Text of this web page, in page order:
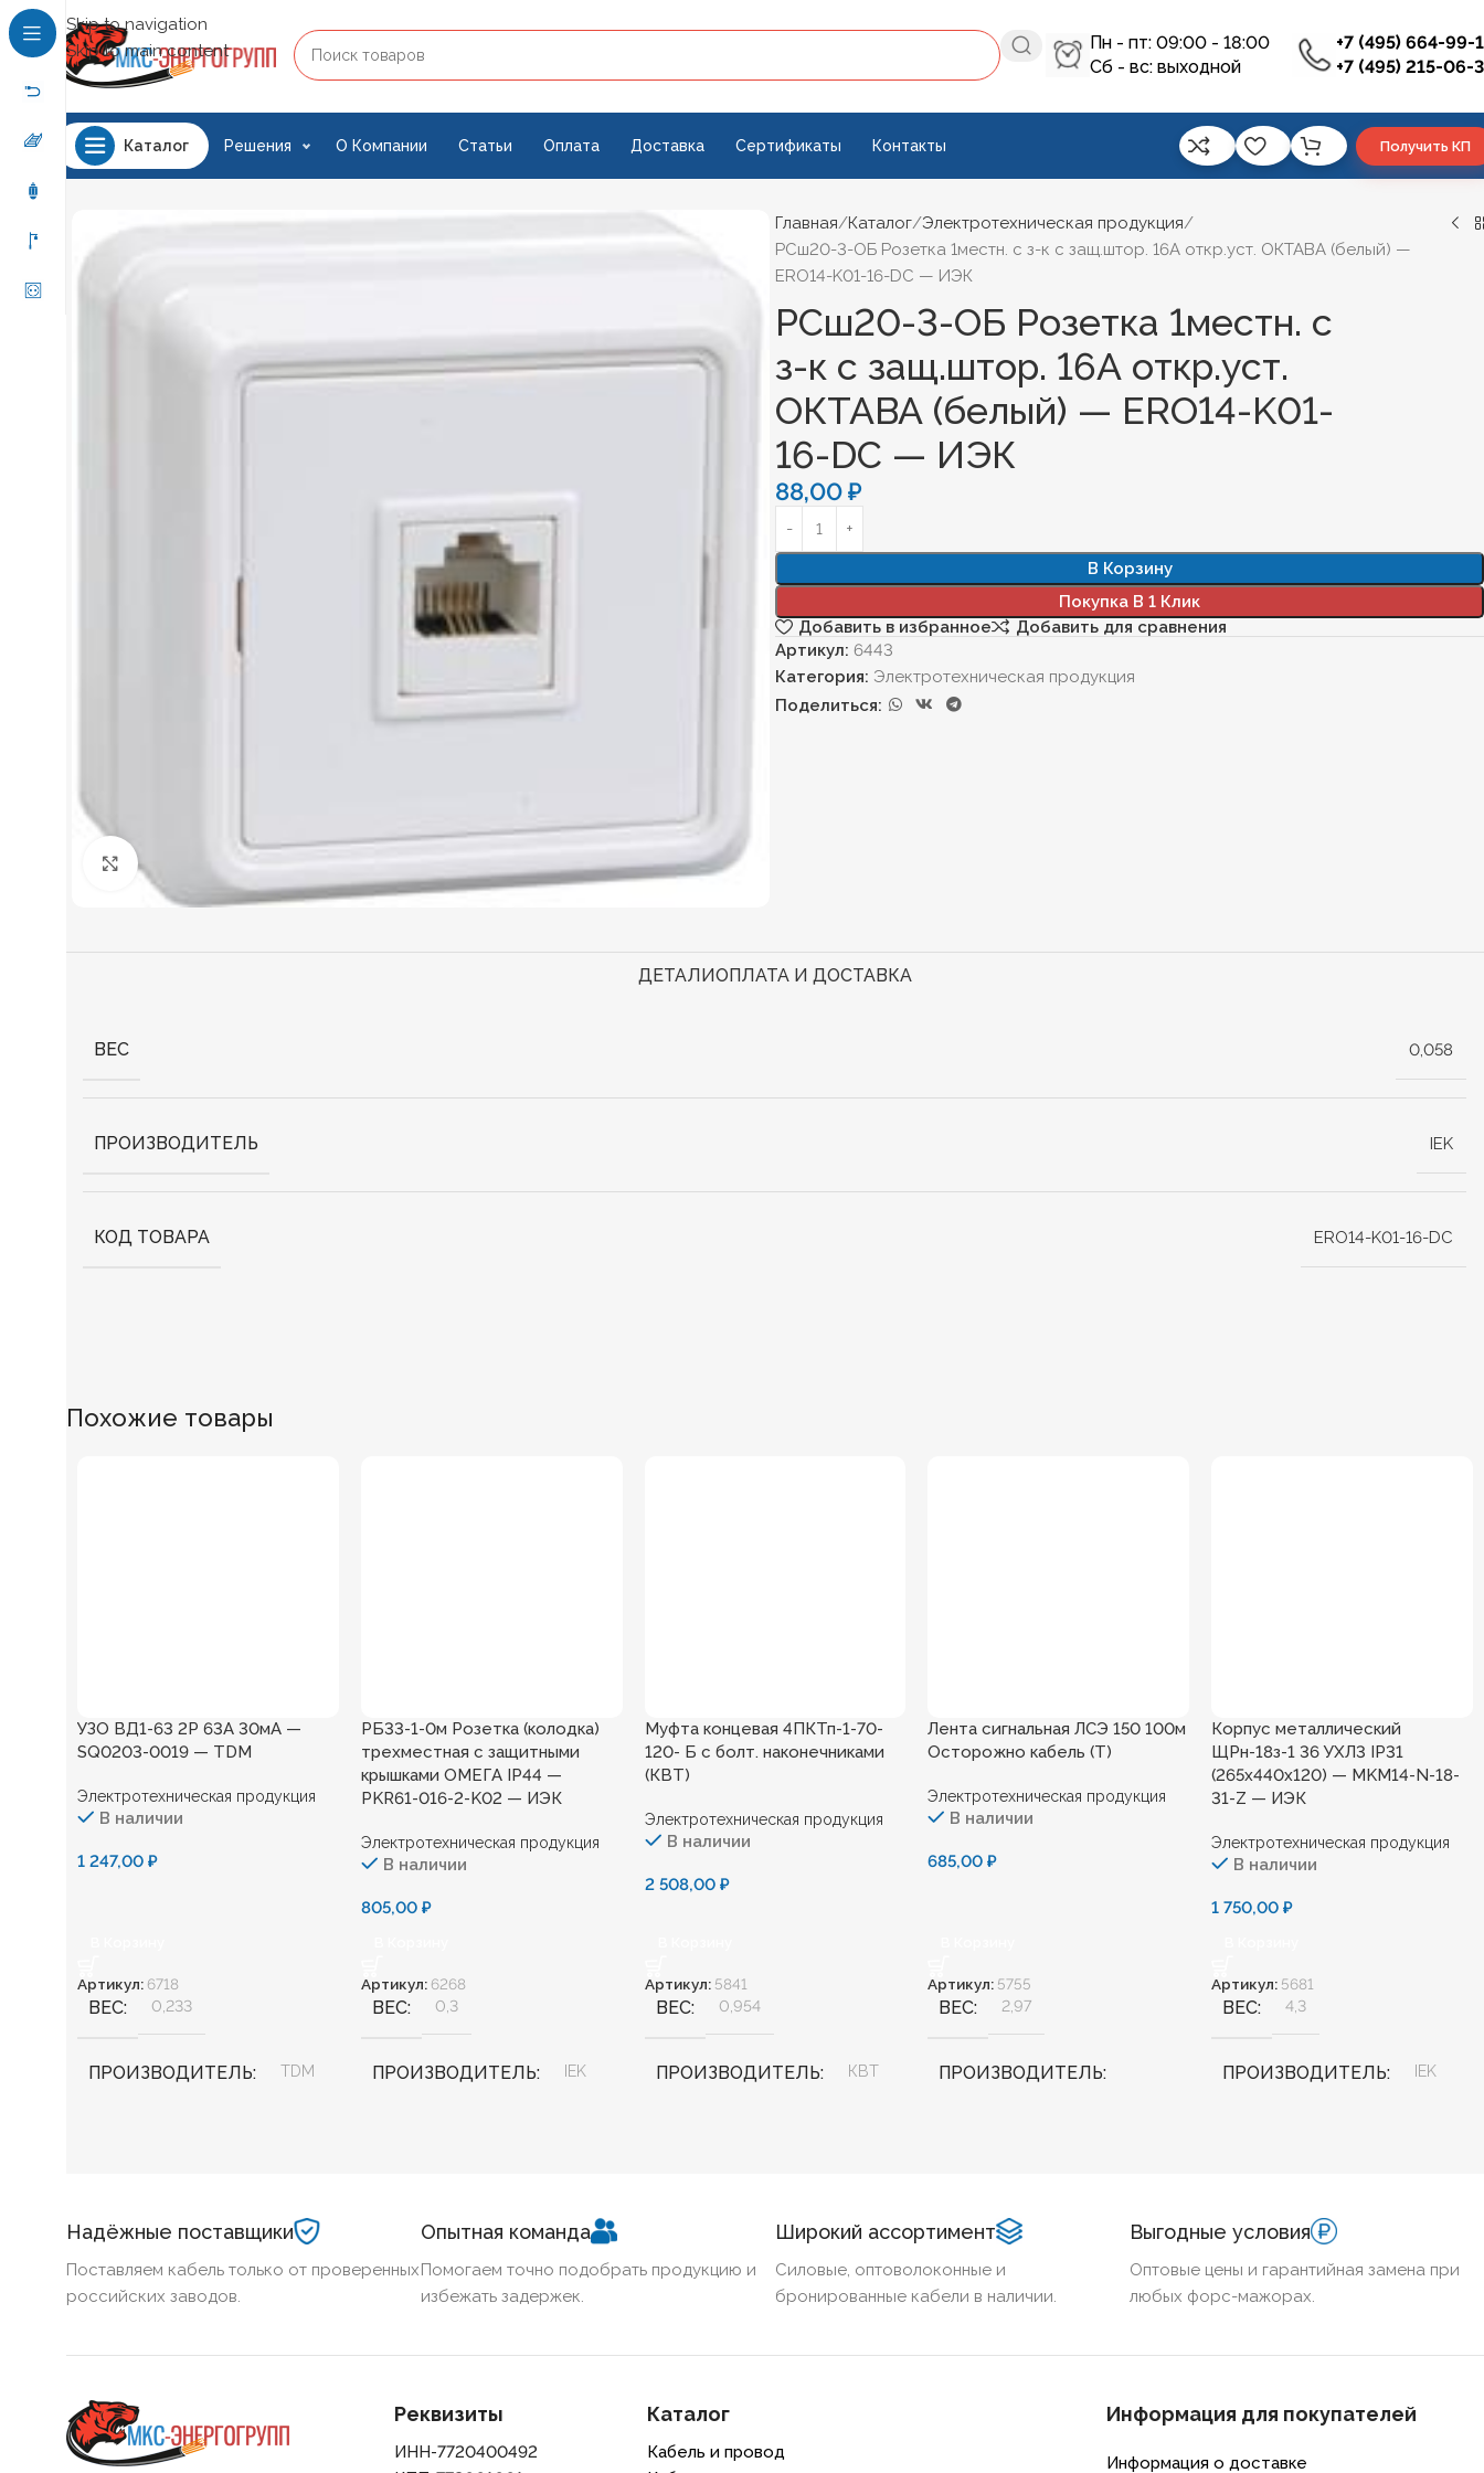
Skip to navigation
Skip to main content
Пн - пт: 09:00 - 18:00
Сб - вс: выходной
+7 (495) 664-99-
+7 (495) 215-06-
Каталог Решения О Компании Статьи Оплата Доставка Сертификаты Контакты Получить КП
Нажмите, чтобы увеличить
Главная Каталог Электротехническая продукция
РСш20-3-ОБ Розетка 1местн. c з-к с защ.штор. 16А откр.уст. ОКТАВА (белый) —
ERO14-K01-16-DC — ИЭК
РСш20-3-ОБ Розетка 1местн. c
з-к с защ.штор. 16А откр.уст.
ОКТАВА (белый) — ERO14-K01-
16-DC — ИЭК
88,00₽
В Корзину
Покупка В 1 Клик
Добавить в избранное
Добавить для сравнения
Артикул: 6443
Категория: Электротехническая продукция
Поделиться:
ДЕТАЛИОПЛАТА И ДОСТАВКА
ВЕС 0,058
ПРОИЗВОДИТЕЛЬ IEK
КОД ТОВАРА ERO14-K01-16-DC
Похожие товары
УЗО ВД1-63 2Р 63А 30мА —
SQ0203-0019 — TDM
Электротехническая продукция
В наличии
1 247,00 ₽
Артикул: 6718
ВЕС 0,233
ПРОИЗВОДИТЕЛЬ TDM
РБ33-1-0м Розетка (колодка)
трехместная с защитными
крышками ОМЕГА IP44 —
PKR61-016-2-K02 — ИЭК
Электротехническая продукция
В наличии
805,00 ₽
Артикул: 6268
ВЕС 0,3
ПРОИЗВОДИТЕЛЬ IEK
Муфта концевая 4ПКТп-1-70-
120- Б с болт. наконечниками
(КВТ)
Электротехническая продукция
В наличии
2 508,00 ₽
Артикул: 5841
ВЕС 0,954
ПРОИЗВОДИТЕЛЬ КВТ
КОД ТОВАРА
Лента сигнальная ЛСЭ 150 100м
Осторожно кабель (Т)
Электротехническая продукция
В наличии
685,00₽
Артикул: 5755
ВЕС 2,97
ПРОИЗВОДИТЕЛЬ
Корпус металлический
ЩРн-18з-1 36 УХЛ3 IP31
(265x440x120) — MKM14-N-18-
31-Z — ИЭК
Электротехническая продукция
В наличии
1 750,00₽
Артикул: 5681
ВЕС 4,3
ПРОИЗВОДИТЕЛЬ IEK
Надёжные поставщики
Поставляем кабель только от проверенных
российских заводов.
Опытная команда
Помогаем точно подобрать продукцию и
избежать задержек.
Широкий ассортимент
Силовые, оптоволоконные и
бронированные кабели в наличии.
Выгодные условия
Оптовые цены и гарантийная замена при
любых форс-мажорах.
Реквизиты
ИНН-7720400492
Каталог
Кабель и провод
Информация для покупателей
Информация о доставке